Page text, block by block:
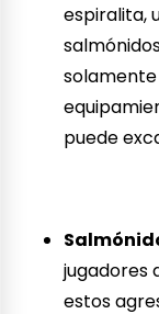
espiralita,
puede
jugadores
estos